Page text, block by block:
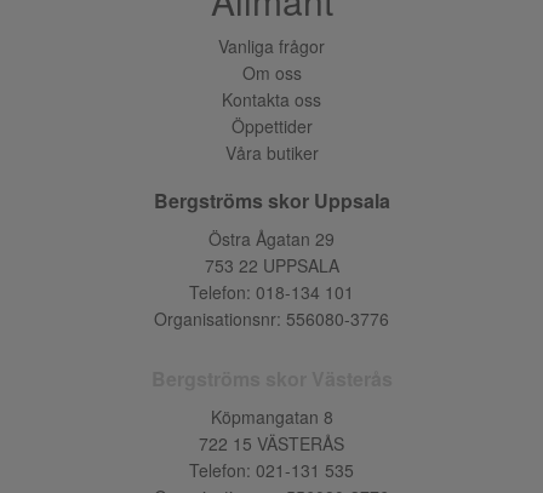
Vanliga frågor
Om oss
Kontakta oss
Öppettider
Våra butiker
Bergströms skor Uppsala
Östra Ågatan 29
753 22 UPPSALA
Telefon: 018-134 101
Organisationsnr: 556080-3776
Köpmangatan 8
722 15 VÄSTERÅS
Telefon: 021-131 535